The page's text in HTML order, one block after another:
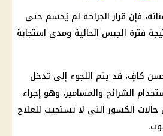
فإن قرار الجراحة لم يُحسم حتى
فترة الجبس الحالية ومدى استجابة
كافٍ، قد يتم اللجوء إلى تدخل
الشرائح والمسامير، وهو إجراء
الكسور التي لا تستجيب للعلاج